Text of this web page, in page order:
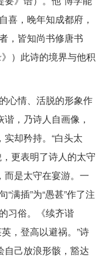
喜，晚年知成都府，
，皆知尚书修唐书
）此诗的境界与他积
心情、活脱的形象作
，乃诗人自画像，
实却矜持。“白头太
更表明了诗人的太守
而是太守在宴游。一
满插”为“愚甚”作了注
习俗。《续齐谐
，登高以避祸。”诗
自己放浪形骸，豁达